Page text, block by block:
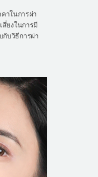
าในการผ่า
ยงในการมี
กับวิธีการผ่า